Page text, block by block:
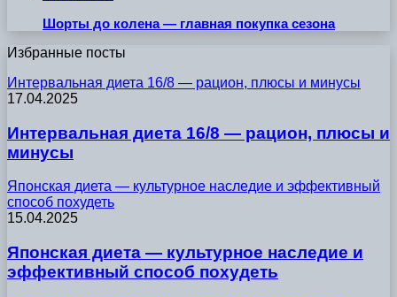
Шорты до колена — главная покупка сезона
Избранные посты
Интервальная диета 16/8 — рацион, плюсы и минусы
17.04.2025
Интервальная диета 16/8 — рацион, плюсы и
минусы
Японская диета — культурное наследие и эффективный
способ похудеть
15.04.2025
Японская диета — культурное наследие и
эффективный способ похудеть